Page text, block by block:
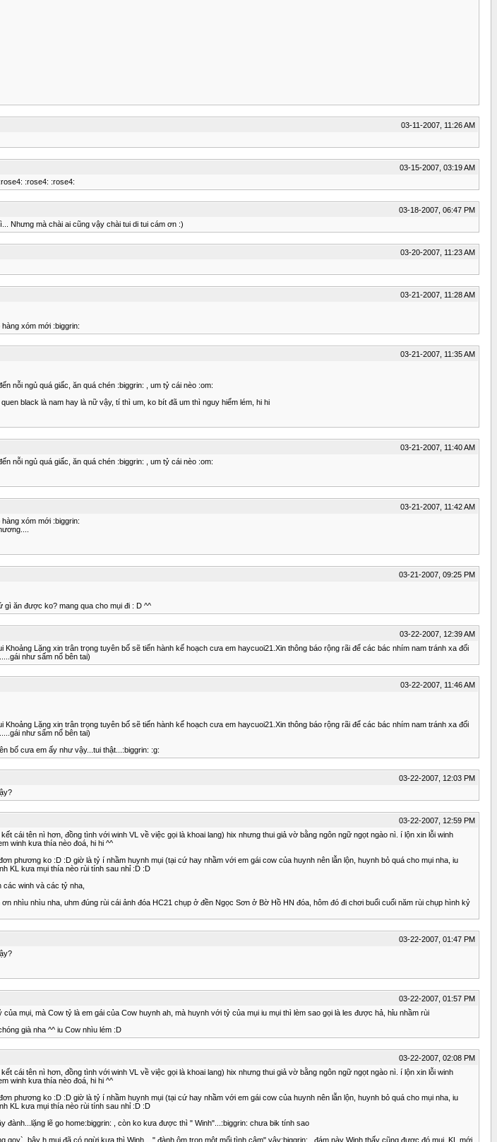
03-11-2007, 11:26 AM
03-15-2007, 03:19 AM
:rose4: :rose4:
03-18-2007, 06:47 PM
Nhưng mà chài ai cũng vậy chài tui di tui cám ơn :)
03-20-2007, 11:23 AM
03-21-2007, 11:28 AM
xóm mới :biggrin:
03-21-2007, 11:35 AM
nỗi ngủ quá giấc, ăn quá chén :biggrin: , um tỷ cái nèo :om:
black là nam hay là nữ vậy, tí thì um, ko bít đã um thì nguy hiểm lém, hi hi
03-21-2007, 11:40 AM
nỗi ngủ quá giấc, ăn quá chén :biggrin: , um tỷ cái nèo :om:
03-21-2007, 11:42 AM
xóm mới :biggrin:
03-21-2007, 09:25 PM
gì ăn được ko? mang qua cho mụi đi : D ^^
03-22-2007, 12:39 AM
Lặng xin trân trọng tuyên bố sẽ tiến hành kế hoạch cưa em haycuoi21.Xin thông báo rộng rãi để các bác nhím nam tránh xa đối
như sấm nổ bên tai)
03-22-2007, 11:46 AM
Lặng xin trân trọng tuyên bố sẽ tiến hành kế hoạch cưa em haycuoi21.Xin thông báo rộng rãi để các bác nhím nam tránh xa đối
như sấm nổ bên tai)
bố cưa em ấy như vậy...tui thật...:biggrin: :g:
03-22-2007, 12:03 PM
03-22-2007, 12:59 PM
cái tên nì hơn, đồng tình với winh VL về việc gọi là khoai lang) hix nhưng thui giả vờ bằng ngôn ngữ ngọt ngào nì. í lộn xin lỗi winh
winh kưa thía nèo đoá, hi hi ^^
ko :D :D giờ là tỷ í nhầm huynh mụi (tại cứ hay nhầm với em gái cow của huynh nên lẫn lộn, huynh bỏ quá cho mụi nha, iu
KL kưa mụi thía nèo rùi tính sau nhỉ :D :D
winh và các tỷ nha,
nhìu nhìu nha, uhm đúng rùi cái ảnh đóa HC21 chụp ở đền Ngọc Sơn ở Bờ Hồ HN đóa, hôm đó đi chơi buổi cuối năm rùi chụp hình kỷ
03-22-2007, 01:47 PM
03-22-2007, 01:57 PM
mụi, mà Cow tỷ là em gái của Cow huynh ah, mà huynh với tỷ của mụi iu mụi thì lèm sao gọi là les được hả, hỉu nhầm rùi
già nha ^^ iu Cow nhìu lém :D
03-22-2007, 02:08 PM
cái tên nì hơn, đồng tình với winh VL về việc gọi là khoai lang) hix nhưng thui giả vờ bằng ngôn ngữ ngọt ngào nì. í lộn xin lỗi winh
winh kưa thía nèo đoá, hi hi ^^
ko :D :D giờ là tỷ í nhầm huynh mụi (tại cứ hay nhầm với em gái cow của huynh nên lẫn lộn, huynh bỏ quá cho mụi nha, iu
KL kưa mụi thía nèo rùi tính sau nhỉ :D :D
lẽ go home:biggrin: , còn ko kưa được thì " Winh"...:biggrin: chưa bik tính sao
bây h mụi đã có ngừi kưa thì Winh...." đành ôm trọn một mối tình câm" vậy:biggrin: , đám này Winh thấy cũng được đó mụi, KL mới